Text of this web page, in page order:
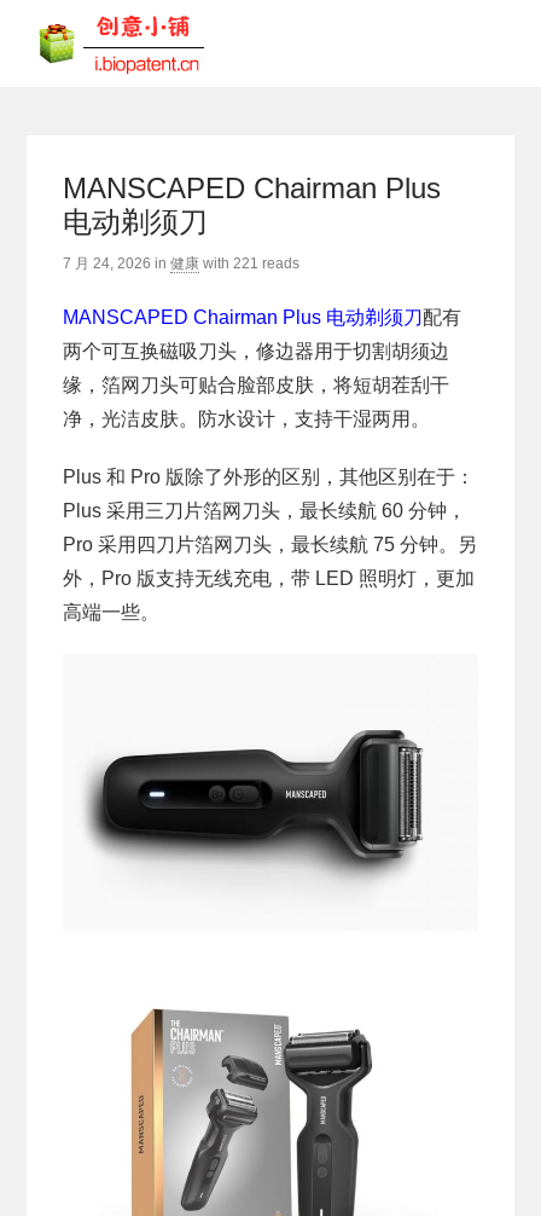
MANSCAPED Chairman Plus
电动剃须刀
7 月 24, 2026 in健康 with221 reads
MANSCAPED Chairman Plus 电动剃须刀配有
两个可互换磁吸刀头，修边器用于切割胡须边
缘，箔网刀头可贴合脸部皮肤，将短胡茬刮干
净，光洁皮肤。防水设计，支持干湿两用。
Plus 和 Pro 版除了外形的区别，其他区别在于：
Plus 采用三刀片箔网刀头，最长续航 60 分钟，
Pro 采用四刀片箔网刀头，最长续航 75 分钟。另
外，Pro 版支持无线充电，带 LED 照明灯，更加
高端一些。